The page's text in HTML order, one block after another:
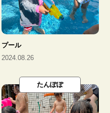
地域子育て支援センター
ひだまり
プール
2024.08.26
たんぽぽ